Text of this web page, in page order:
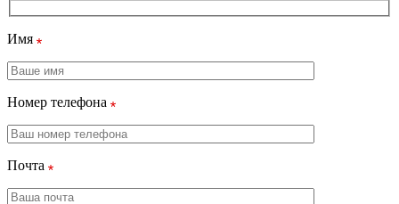
Имя
Номер телефона
Почта